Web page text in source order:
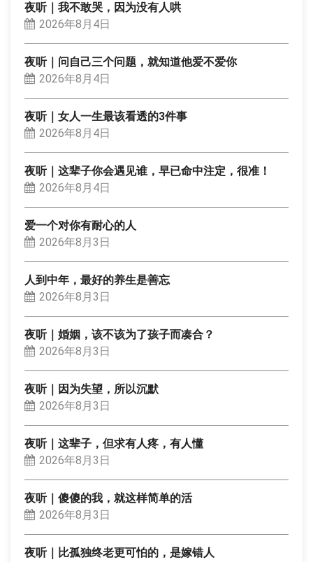
夜听｜我不敢哭，因为没有人哄
2026年8月4日
夜听｜问自己三个问题，就知道他爱不爱你
2026年8月4日
夜听｜女人一生最该看透的3件事
2026年8月4日
夜听｜这辈子你会遇见谁，早已命中注定，很准！
2026年8月4日
爱一个对你有耐心的人
2026年8月3日
人到中年，最好的养生是善忘
2026年8月3日
夜听｜婚姻，该不该为了孩子而凑合？
2026年8月3日
夜听｜因为失望，所以沉默
2026年8月3日
夜听｜这辈子，但求有人疼，有人懂
2026年8月3日
夜听｜傻傻的我，就这样简单的活
2026年8月3日
夜听｜比孤独终老更可怕的，是嫁错人